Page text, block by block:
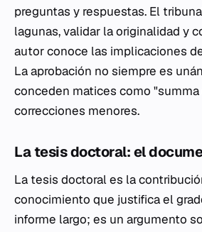
preguntas y respuestas. El
lagunas, validar la originalidad y
autor conoce las implicaciones
La aprobación no siempre es
conceden matices como
correcciones menores.
La tesis doctoral: el
La tesis doctoral es la
conocimiento que justifica el
informe largo; es un argumento